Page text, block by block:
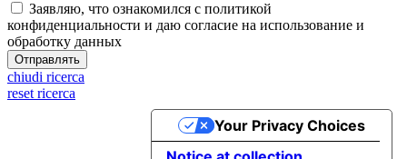
Заявляю, что ознакомился с политикой
конфиденциальности и даю согласие на использование и
обработку данных
chiudi ricerca
reset ricerca
Your Privacy Choices